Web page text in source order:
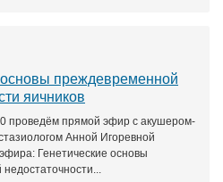
основы преждевременной
яичников
проведём прямой эфир с акушером-
Анной Игоревной
Генетические основы